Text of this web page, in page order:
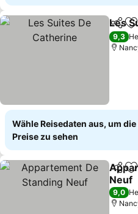
Teilen
Les
9,3
Wähle Reisedaten aus, um
Preise zu sehen
Teilen
Neuf
9,0